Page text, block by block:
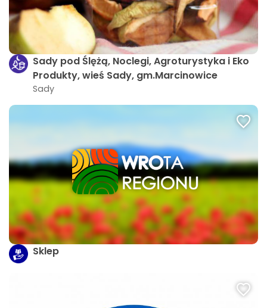
Sady pod Ślężą, Noclegi, Agroturystyka i Eko
Produkty, wieś Sady, gm.Marcinowice
Sady
Sklep